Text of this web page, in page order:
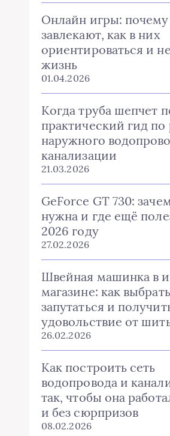
Онлайн игры:
завлекают, как в них
ориентироваться и
жизнь
01.04.2026
Когда труба шепчет
практический гид
наружного
канализации
21.03.2026
GeForce GT 730:
нужна и где ещё
2026 году
27.02.2026
Швейная машинка в
магазине: как
запутаться и
удовольствие от
26.02.2026
Как построить сеть
водопровода и
так, чтобы она
и без сюрпризов
08.02.2026